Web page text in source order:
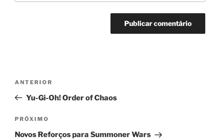
Post
Post
anterior
ANTERIOR
Yu-Gi-Oh! Order of Chaos
Próximo
post
PRÓXIMO
Novos Reforços para Summoner Wars